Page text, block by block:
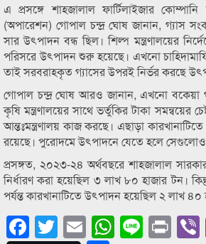
এ প্রসঙ্গে শাহজালাল ফার্টিলাইজার কোম্পানি
(অপারেশন) গোপাল চন্দ্র ঘোষ জানান, গ্যাস
সার উৎপাদন বন্ধ ছিল। শিল্প মন্ত্রণালয়ের
পরিসরে উৎপাদন শুরু হয়েছে। এখনো
তাই সরবরাহকৃত গ্যাসের উপরই নির্ভর করছে
গোপাল চন্দ্র ঘোষ আরও জানান, এখনো বকেয়া
কৃষি মন্ত্রণালয়ের সাথে ভর্তুকির টাকা সমন্বয়ের
আন্তঃমন্ত্রণালয় কাজ করছে। এছাড়া
রয়েছে। পুরোদমে উৎপাদনে যেতে হলে সেগুলোও
প্রসঙ্গত, ২০২৩-২৪ অর্থবছরে শাহজালাল
নির্ধারণ করা হয়েছিল ৩ লাখ ৮০ হাজার টন।
পর্যন্ত কারখানাটিতে উৎপাদন হয়েছিল ২ লাখ ৪০
Facebook
Twitter
EmailLine